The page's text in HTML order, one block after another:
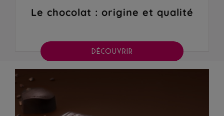
Le chocolat : origine et qualité
DÉCOUVRIR